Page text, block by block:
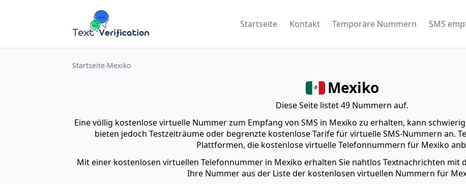
Startseite Kontakt Temporäre Nummern SMS
Startseite Mexiko
Mexiko
Diese Seite listet 49 Nummern auf.
Eine völlig kostenlose virtuelle Nummer zum Empfang von SMS in Mexiko zu erhalten, kann
bieten jedoch Testzeiträume oder begrenzte kostenlose Tarife für virtuelle SMS-Nummern an.
Plattformen, die kostenlose virtuelle Telefonnummern für Mexiko
Mit einer kostenlosen virtuellen Telefonnummer in Mexiko erhalten Sie nahtlos Textnachrichten mit
Ihre Nummer aus der Liste der kostenlosen virtuellen Nummern für